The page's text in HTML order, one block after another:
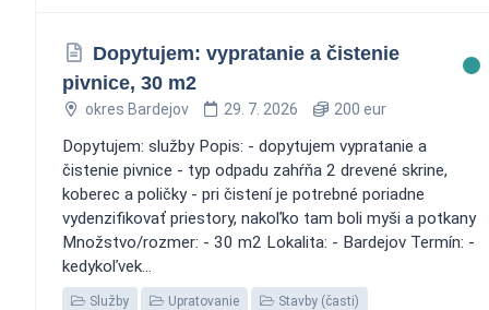
Dopytujem: vypratanie a čistenie
pivnice, 30 m2
okres Bardejov 29. 7. 2026 200 eur
Dopytujem: služby Popis: - dopytujem vypratanie a
čistenie pivnice - typ odpadu zahŕňa 2 drevené skrine,
koberec a poličky - pri čistení je potrebné poriadne
vydenzifikovať priestory, nakoľko tam boli myši a potkany
Množstvo/rozmer: - 30 m2 Lokalita: - Bardejov Termín: -
kedykoľvek...
Služby Upratovanie Stavby (časti)